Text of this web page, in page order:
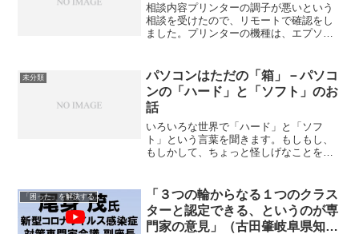
相談内容プリンターの調子が悪いという
相談を受けたので、リモートで確認をし
ました。プリンターの機種は、エプソン
リティ画面でインクの残量を確認してみ
ました。 使用して...
未分類
パソコンはただの「箱」－パソコ
ンの「ハード」と「ソフト」のお
話
いろいろな世界で「ハード」と「ソフ
ト」という言葉を聞きます。もしもし、
もしかして、ちょっと怪しげなことを想
の世界の「ハード」と「ソフト」とは何
でしょう？
「困った」を解決する
「３つの輪からなる１つのクラス
ターと認定できる、というのが専
門家の意見」（古田肇岐阜県知